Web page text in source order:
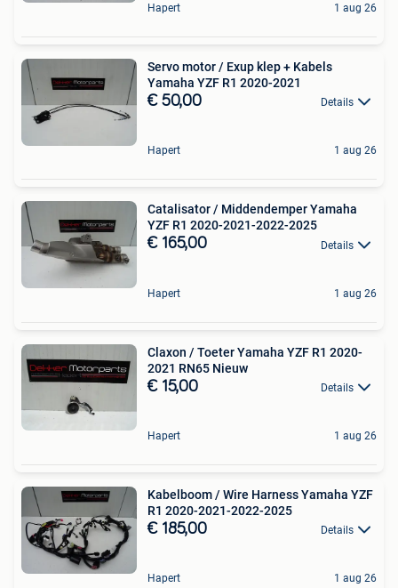
Hapert 1 aug 26
Servo motor / Exup klep + Kabels
Yamaha YZF R1 2020-2021
€ 50,00 Details
Hapert 1 aug 26
Catalisator / Middendemper Yamaha
YZF R1 2020-2021-2022-2025
€ 165,00 Details
Hapert 1 aug 26
Claxon / Toeter Yamaha YZF R1 2020-
2021 RN65 Nieuw
€ 15,00 Details
Hapert 1 aug 26
Kabelboom / Wire Harness Yamaha YZF
R1 2020-2021-2022-2025
€ 185,00 Details
Hapert 1 aug 26